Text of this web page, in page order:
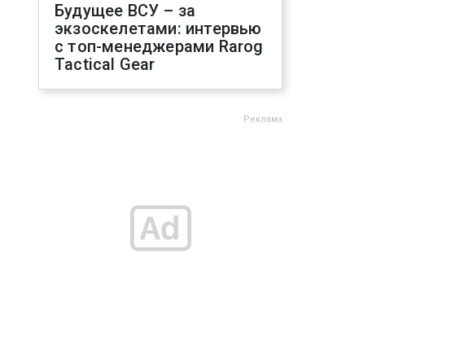
Будущее ВСУ – за
экзоскелетами: интервью
с топ-менеджерами Rarog
Tactical Gear